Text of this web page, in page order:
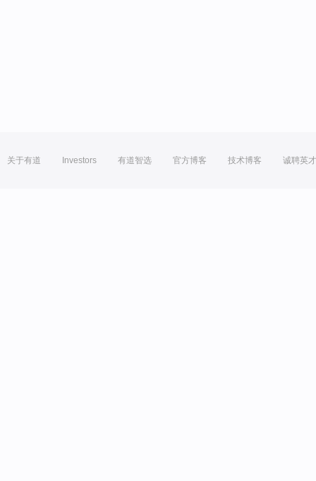
关于有道 Investors 有道智选 官方博客 技术博客 诚聘英才